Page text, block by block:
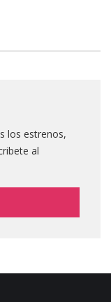
los estrenos,
al